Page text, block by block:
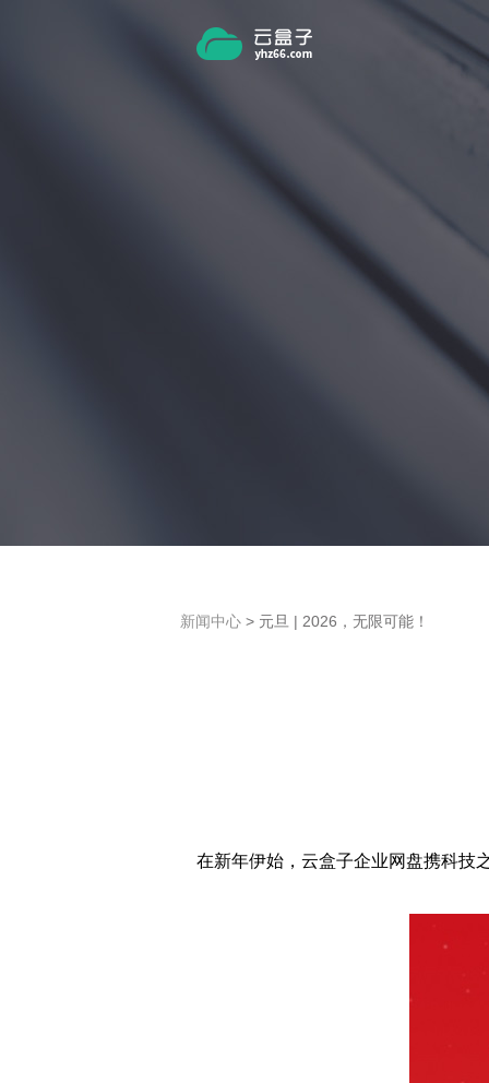
新闻中心 > 元旦 | 2026，无限可能！
在新年伊始，云盒子企业网盘携科技